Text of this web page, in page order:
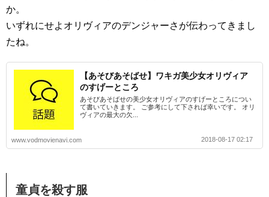
か。
いずれにせよオリヴィアのデンジャーさが伝わってきまし
たね。
【あそびあそばせ】ワキガ美少女オリヴィア
のすげーところ
あそびあそばせの美少女オリヴィアのすげーところについ
て書いていきます。 ご参考にして下されば幸いです。 オリ
ヴィアの最大の欠...
www.vodmovienavi.com 2018-08-17 02:17
童貞を殺す服